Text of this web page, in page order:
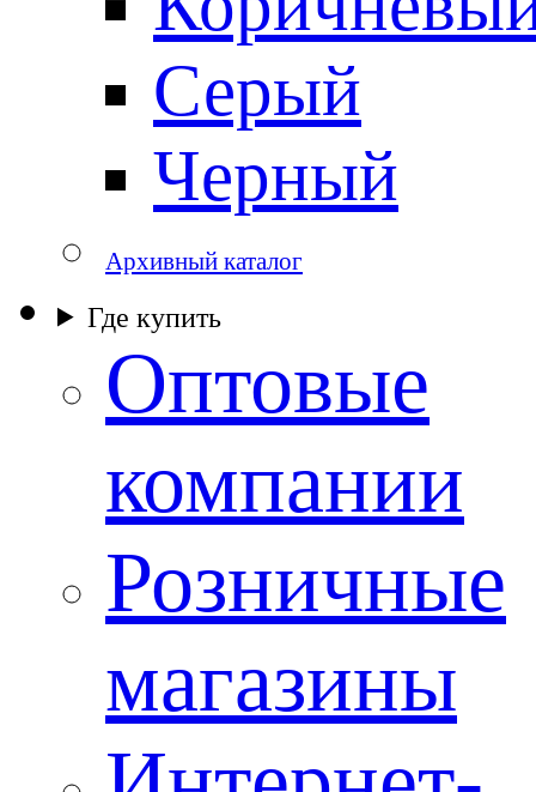
Серый
Черный
Архивный каталог
Где купить
Оптовые
компании
Розничные
магазины